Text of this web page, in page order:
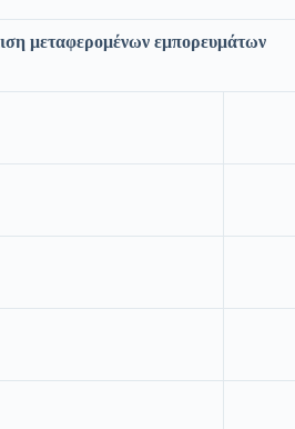
μεταφερομένων εμπορευμάτων